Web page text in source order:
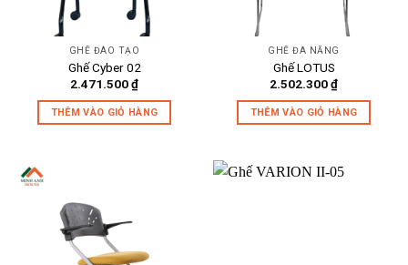
GHẾ ĐÀO TẠO
Ghế Cyber 02
2.471.500₫
THÊM VÀO GIỎ HÀNG
GHẾ ĐA NĂNG
Ghế LOTUS
2.502.300₫
THÊM VÀO GIỎ HÀNG